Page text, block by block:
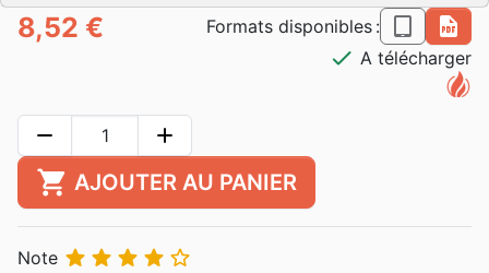
8,52 € Formats disponibles : epub
pdf
check A télécharger
remove add
shopping_cart AJOUTER AU PANIER
Note     